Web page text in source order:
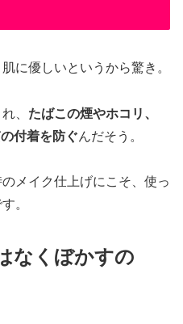
に優しいというから驚き。
、 たばこの煙やホコリ、
付着を防ぐんだそう。
メイク仕上げにこそ、使っ
。
なくぼかすの